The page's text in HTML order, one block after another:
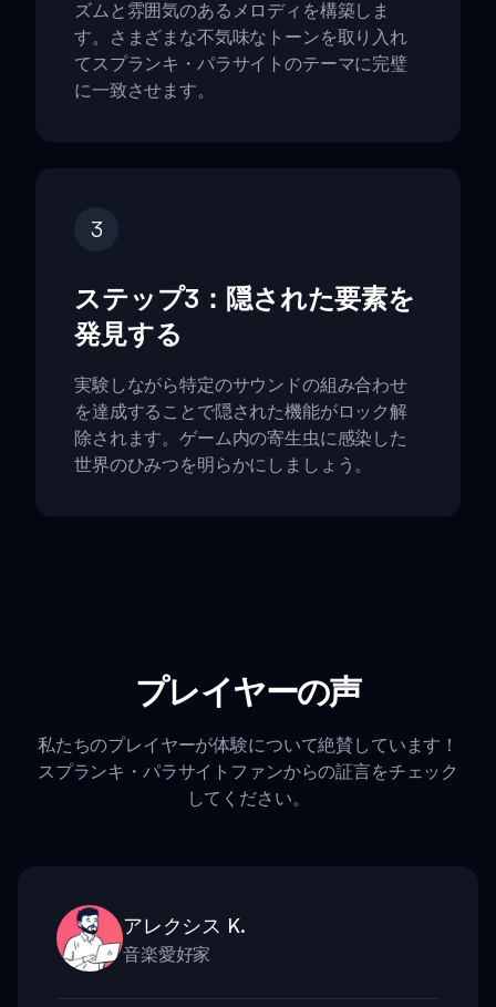
ズムと雰囲気のあるメロディを構築しま
す。さまざまな不気味なトーンを取り入れ
てスプランキ・パラサイトのテーマに完璧
に一致させます。
3
ステップ3：隠された要素を
発見する
実験しながら特定のサウンドの組み合わせ
を達成することで隠された機能がロック解
除されます。ゲーム内の寄生虫に感染した
世界のひみつを明らかにしましょう。
プレイヤーの声
私たちのプレイヤーが体験について絶賛しています！
スプランキ・パラサイトファンからの証言をチェック
してください。
アレクシス K.
音楽愛好家